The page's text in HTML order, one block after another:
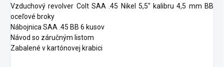
Vzduchový revolver Colt SAA .45 Nikel 5,5" kalibru 4,5 mm BB
oceľové broky
Nábojnica SAA .45 BB 6 kusov
Návod so záručným listom
Zabalené v kartónovej krabici